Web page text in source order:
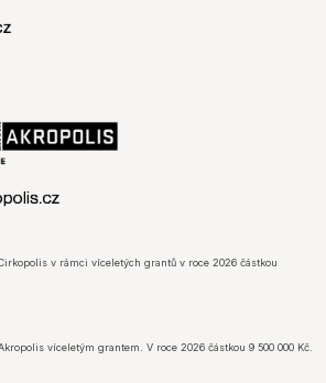
v rámci víceletých grantů v roce 2026 částkou
víceletým grantem. V roce 2026 částkou 9 500 000 Kč.